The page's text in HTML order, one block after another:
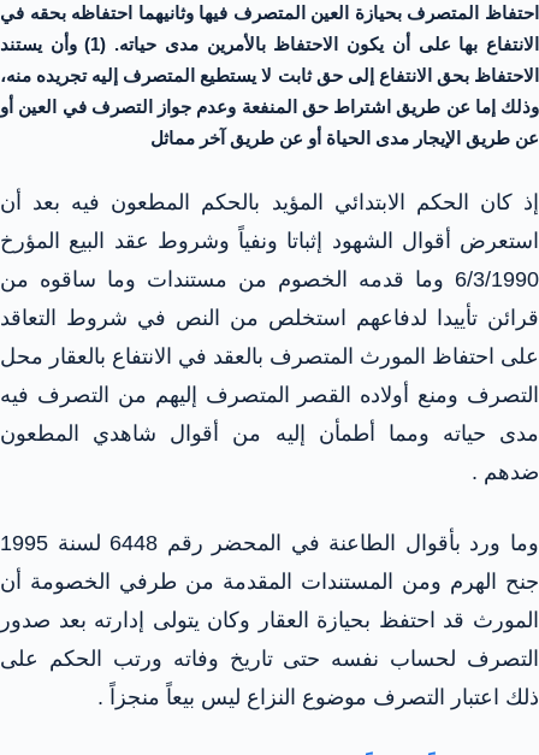
احتفاظ المتصرف بحيازة العين المتصرف فيها وثانيهما احتفاظه بحقه في
الانتفاع بها على أن يكون الاحتفاظ بالأمرين مدى حياته. (1) وأن يستند
الاحتفاظ بحق الانتفاع إلى حق ثابت لا يستطيع المتصرف إليه تجريده منه،
وذلك إما عن طريق اشتراط حق المنفعة وعدم جواز التصرف في العين أو
عن طريق الإيجار مدى الحياة أو عن طريق آخر مماثل
إذ كان الحكم الابتدائي المؤيد بالحكم المطعون فيه بعد أن
استعرض أقوال الشهود إثباتا ونفياً وشروط عقد البيع المؤرخ
6/3/1990 وما قدمه الخصوم من مستندات وما ساقوه من
قرائن تأييدا لدفاعهم استخلص من النص في شروط التعاقد
على احتفاظ المورث المتصرف بالعقد في الانتفاع بالعقار محل
التصرف ومنع أولاده القصر المتصرف إليهم من التصرف فيه
مدى حياته ومما أطمأن إليه من أقوال شاهدي المطعون
ضدهم .
وما ورد بأقوال الطاعنة في المحضر رقم 6448 لسنة 1995
جنح الهرم ومن المستندات المقدمة من طرفي الخصومة أن
المورث قد احتفظ بحيازة العقار وكان يتولى إدارته بعد صدور
التصرف لحساب نفسه حتى تاريخ وفاته ورتب الحكم على
ذلك اعتبار التصرف موضوع النزاع ليس بيعاً منجزاً .